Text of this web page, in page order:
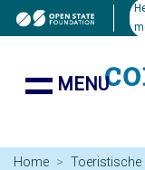
MENU
Home Toeristische